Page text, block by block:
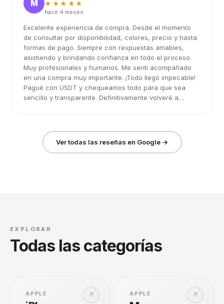
M
★★★★★
hace 4 meses
Excelente experiencia de compra. Desde el momento
de consultar por disponibilidad, colores, precio y hasta
formas de pago. Siempre con respuestas amables,
asistiendo y brindando confianza en todo el proceso.
Muy profesionales y humanos. Me sentí acompañado
en una compra muy importante. ¡Todo llegó impecable!
Pagué con USDT y chequeamos todo para que sea
sencillo y transparente. Definitivamente volveré a
Ver todas las reseñas en Google →
EXPLORAR
Todas las categorías
↗
APPLE ↗
APPLE